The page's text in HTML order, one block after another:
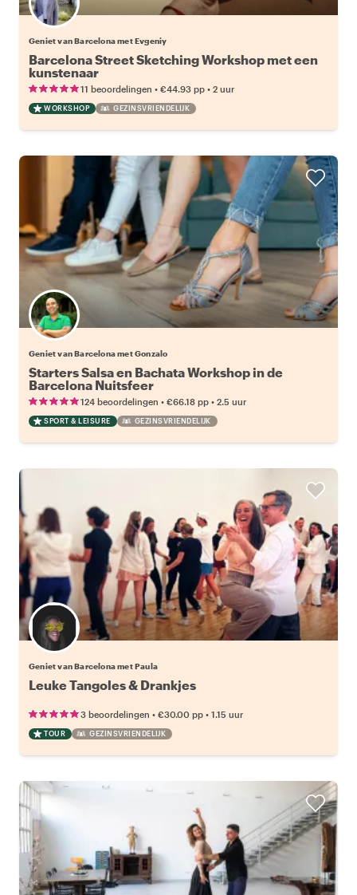
Geniet van Barcelona met Evgeniy
Barcelona Street Sketching Workshop met een
kunstenaar
11 beoordelingen • €44.93 pp • 2 uur
WORKSHOP GEZINSVRIENDELIJK
Geniet van Barcelona met Gonzalo
Starters Salsa en Bachata Workshop in de
Barcelona Nuitsfeer
124 beoordelingen • €66.18 pp • 2.5 uur
SPORT & LEISURE GEZINSVRIENDELIJK
Geniet van Barcelona met Paula
Leuke Tangoles & Drankjes
3 beoordelingen • €30.00 pp • 1.15 uur
TOUR GEZINSVRIENDELIJK